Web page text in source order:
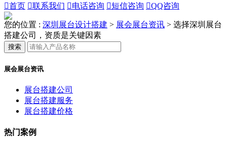
首页 联系我们 电话咨询 短信咨询 QQ咨询
您的位置 : 深圳展台设计搭建 > 展会展台资讯 > 选择深圳展台
搭建公司，资质是关键因素
搜索
展会展台资讯
展台搭建公司
展台搭建服务
展台搭建价格
热门案例